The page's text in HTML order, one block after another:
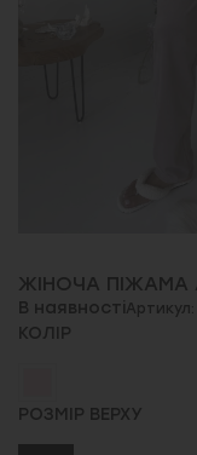
ЖІНОЧА ПІЖАМА
В наявності
КОЛІР
РОЗМІР ВЕРХУ